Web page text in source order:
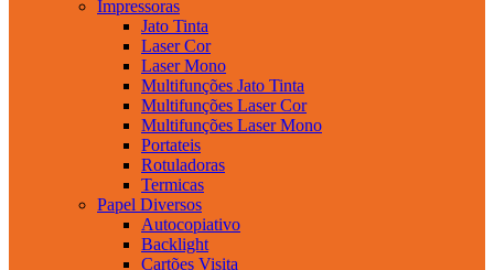
Impressoras
Jato Tinta
Laser Cor
Laser Mono
Multifunções Jato Tinta
Multifunções Laser Cor
Multifunções Laser Mono
Portateis
Rotuladoras
Termicas
Papel Diversos
Autocopiativo
Backlight
Cartões Visita